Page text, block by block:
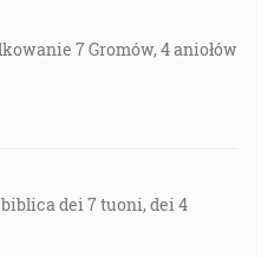
7 Gromów, 4 aniołów
dei 7 tuoni, dei 4